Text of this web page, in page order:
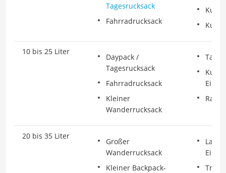
Tagesrucksack
Fahrradrucksack
10 bis 25 Liter
Daypack /
Tagesrucksack
Fahrradrucksack
Kleiner
Wanderrucksack
20 bis 35 Liter
Großer
Wanderrucksack
Kleiner Backpack-